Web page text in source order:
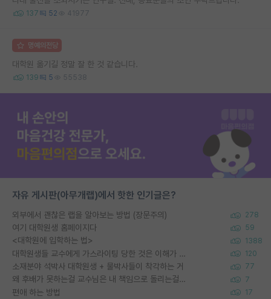
137 52 41977
명예의전당
대학원 옮기길 정말 잘 한 것 같습니다.
139 5 55538
자유 게시판(아무개랩)에서 핫한 인기글은?
외부에서 괜찮은 랩을 알아보는 방법 (장문주의) 278
여기 대학원생 홈페이지다 59
<대학원에 입학하는 법> 1388
대학원생들 교수에게 가스라이팅 당한 것은 이해가 갑니다. 안타깝네요. 120
소재분야 석박사 대학원생 + 물박사들이 착각하는 거 77
왜 후배가 못하는걸 교수님은 내 책임으로 돌리는걸까요? 7
편애 하는 방법 17